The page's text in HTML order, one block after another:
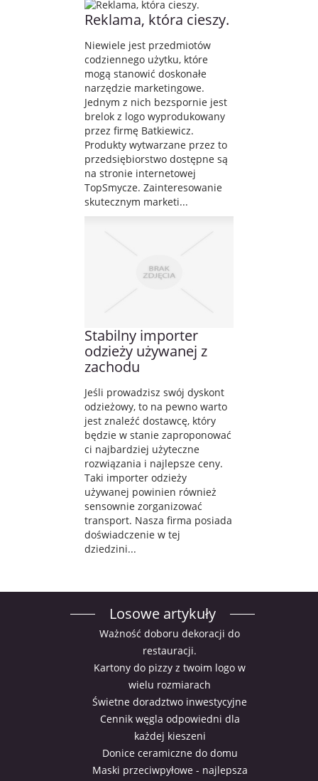
Reklama, która cieszy.
Niewiele jest przedmiotów
codziennego użytku, które
mogą stanowić doskonałe
narzędzie marketingowe.
Jednym z nich bezspornie jest
brelok z logo wyprodukowany
przez firmę Batkiewicz.
Produkty wytwarzane przez to
przedsiębiorstwo dostępne są
na stronie internetowej
TopSmycze. Zainteresowanie
skutecznym marketi...
Stabilny importer
odzieży używanej z
zachodu
Jeśli prowadzisz swój dyskont
odzieżowy, to na pewno warto
jest znaleźć dostawcę, który
będzie w stanie zaproponować
ci najbardziej użyteczne
rozwiązania i najlepsze ceny.
Taki importer odzieży
używanej powinien również
sensownie zorganizować
transport. Nasza firma posiada
doświadczenie w tej
dziedzini...
Losowe artykuły
Ważność doboru dekoracji do
restauracji.
Kartony do pizzy z twoim logo w
wielu rozmiarach
Świetne doradztwo inwestycyjne
Cennik węgla odpowiedni dla
każdej kieszeni
Donice ceramiczne do domu
Maski przeciwpyłowe - najlepsza